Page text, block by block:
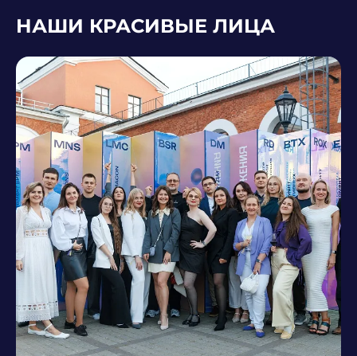
НАШИ КРАСИВЫЕ ЛИЦА